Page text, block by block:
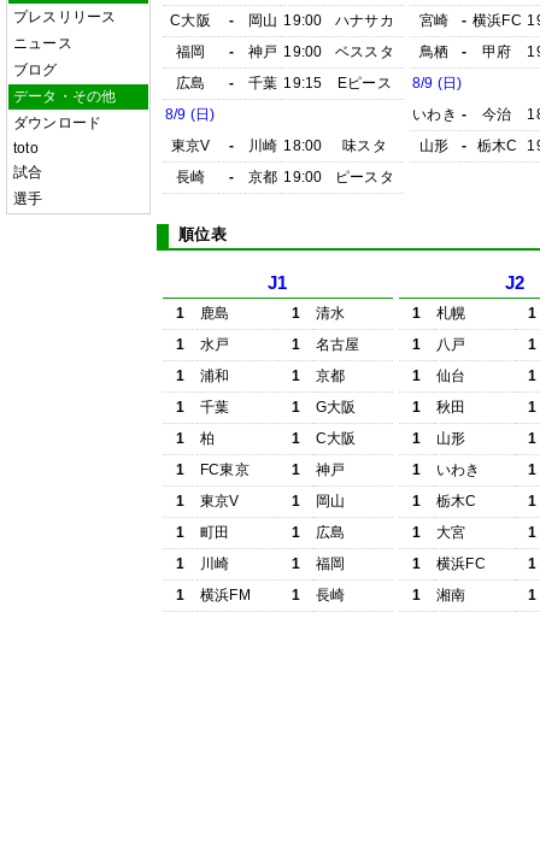
プレスリリース
ニュース
ブログ
データ・その他
ダウンロード
toto
試合
選手
C大阪
- 岡山 19:00
ハナサカ
福岡
- 神戸 19:00
ベススタ
広島
- 千葉 19:15
Eピース
8/9 (日)
東京V
- 川崎 18:00
味スタ
長崎
- 京都 19:00 ピースタ
宮崎
- 横浜FC
鳥栖
- 甲府
8/9 (日)
いわき - 今治
山形
- 栃木C
順位表
J1
1 鹿島 1
清水
1
水戸 1
名古屋
1
浦和 1
京都
1
千葉 1
G大阪
1
柏 1
C大阪
1
FC東京 1
神戸
1
東京V 1
岡山
1
町田 1
広島
1
川崎 1
福岡
1
横浜FM 1 長崎
J2
1 札幌
1
1
八戸
1
1
仙台
1
1
秋田
1
1
山形
1
1
いわき
1
1
栃木C
1
1
大宮
1
1
横浜FC
1
1
湘南 1